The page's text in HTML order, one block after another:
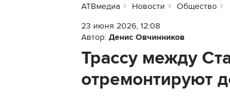
АТВмедиа Новости
Общество
23 июня 2026, 12:08
Автор: Денис Овчинников
Трассу между
отремонтируют